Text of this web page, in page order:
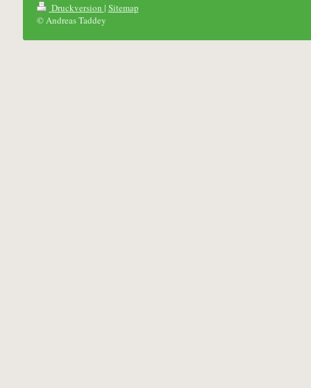
Druckversion | Sitemap
© Andreas Taddey